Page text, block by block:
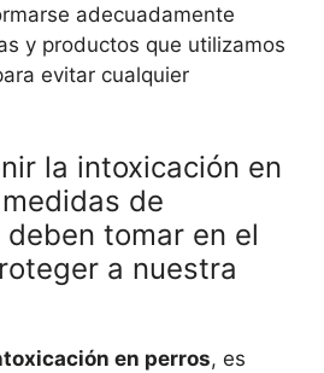
adecuadamente
y productos que utilizamos
evitar cualquier
la intoxicación en
de
tomar en el
a nuestra
en perros, es